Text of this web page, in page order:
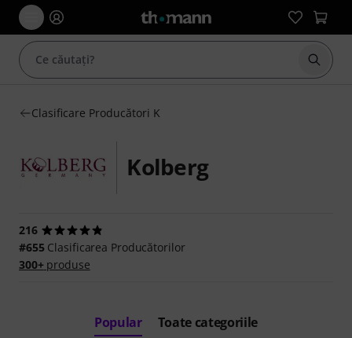
Clasificare Producători K
Kolberg
216
#655 Clasificarea Producătorilor
300+produse
Popular Toate categoriile